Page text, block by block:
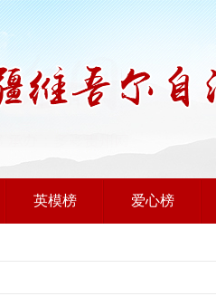
英模榜 爱心榜